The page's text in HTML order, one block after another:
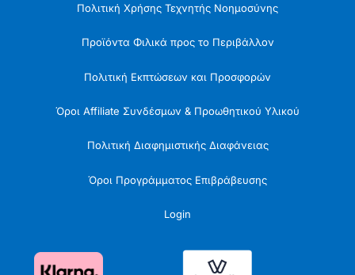
Πολιτική Χρήσης Τεχνητής Νοημοσύνης
Προϊόντα Φιλικά προς το Περιβάλλον
Πολιτική Εκπτώσεων και Προσφορών
Όροι Affiliate Συνδέσμων & Προωθητικού Υλικού
Πολιτική Διαφημιστικής Διαφάνειας
Όροι Προγράμματος Επιβράβευσης
Login